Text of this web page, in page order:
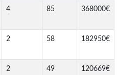
4 85 368000€
2 58 182950€
2 49 120669€